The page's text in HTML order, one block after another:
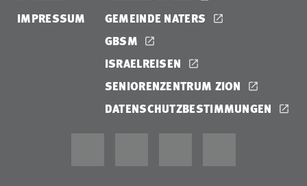
IMPRESSUM
GEMEINDE NATERS
GBSM
ISRAELREISEN
SENIORENZENTRUM ZION
DATENSCHUTZBESTIMMUNGEN